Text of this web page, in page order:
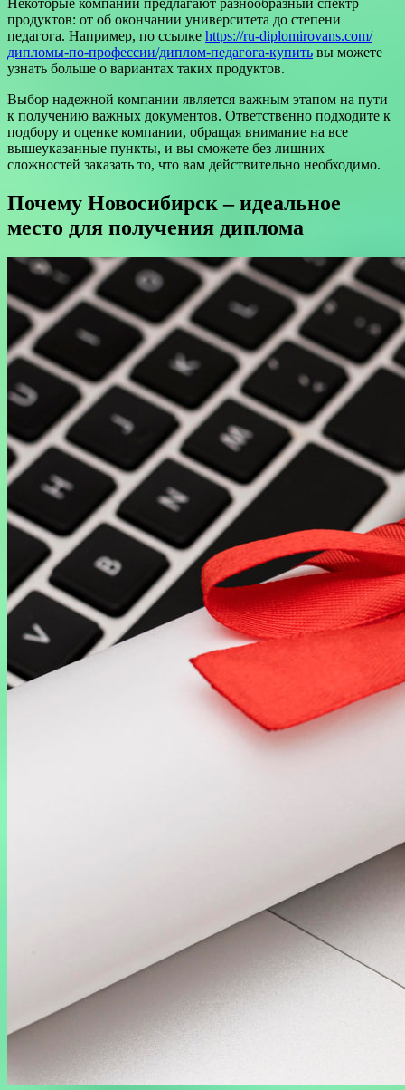
продуктов: от об окончании университета до степени
педагога. Например, по ссылке https://ru-diplomirovans.com/
дипломы-по-профессии/диплом-педагога-купить вы можете
узнать больше о вариантах таких продуктов.
Выбор надежной компании является важным этапом на пути
к получению важных документов. Ответственно подходите к
подбору и оценке компании, обращая внимание на все
вышеуказанные пункты, и вы сможете без лишних
сложностей заказать то, что вам действительно необходимо.
Почему Новосибирск – идеальное
место для получения диплома